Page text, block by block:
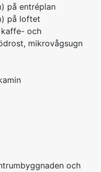
på entréplan
på loftet
kaffe- och
mikrovågsugn
och